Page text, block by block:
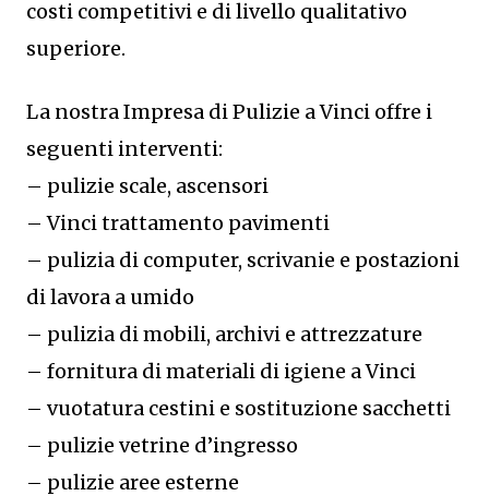
costi competitivi e di livello qualitativo
superiore.
La nostra Impresa di Pulizie a Vinci offre i
seguenti interventi:
– pulizie scale, ascensori
– Vinci trattamento pavimenti
– pulizia di computer, scrivanie e postazioni
di lavora a umido
– pulizia di mobili, archivi e attrezzature
– fornitura di materiali di igiene a Vinci
– vuotatura cestini e sostituzione sacchetti
– pulizie vetrine d’ingresso
– pulizie aree esterne